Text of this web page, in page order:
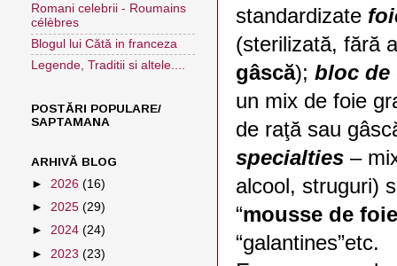
standardizate
(sterilizată, fără
gâscă); bloc de
un mix de foie
de raţă sau
specialties –
alcool, struguri)
“mousse de
“galantines”etc.
Romani celebrii - Roumains
célèbres
Blogul lui Cătă in franceza
Legende, Traditii si altele....
POSTĂRI POPULARE/
SAPTAMANA
ARHIVĂ BLOG
► 2026 (16)
► 2025 (29)
► 2024 (24)
► 2023 (23)